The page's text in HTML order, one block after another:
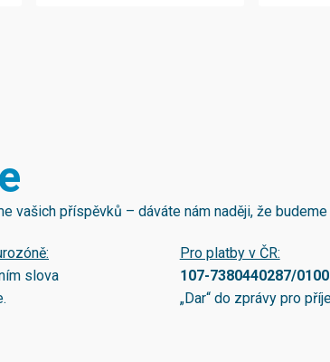
vašich příspěvků – dáváte nám naději, že
slova
Pro platby v ČR:
107-7380440287/0100
„Dar“ do zprávy pro